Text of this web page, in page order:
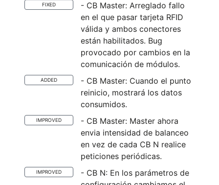
FIXED
- CB Master: Arreglado fallo
en el que pasar tarjeta RFID
válida y ambos conectores
están habilitados. Bug
provocado por cambios en la
comunicación de módulos.
ADDED
- CB Master: Cuando el punto
reinicio, mostrará los datos
consumidos.
IMPROVED
- CB Master: Master ahora
envia intensidad de balanceo
en vez de cada CB N realice
peticiones periódicas.
IMPROVED
- CB N: En los parámetros de